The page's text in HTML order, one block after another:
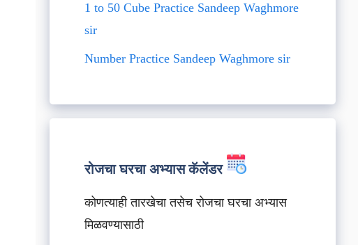
1 to 50 Cube Practice Sandeep Waghmore
sir
Number Practice Sandeep Waghmore sir
रोजचा घरचा अभ्यास कॅलेंडर
कोणत्याही तारखेचा तसेच रोजचा घरचा अभ्यास
मिळवण्यासाठी